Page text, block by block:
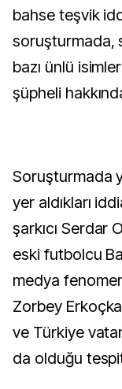
bahse teşvik
soruşturmada,
bazı ünlü
şüpheli
Soruşturmada
yer aldıkları
şarkıcı Serdar
eski futbolcu
medya
Zorbey
ve Türkiye
da olduğu